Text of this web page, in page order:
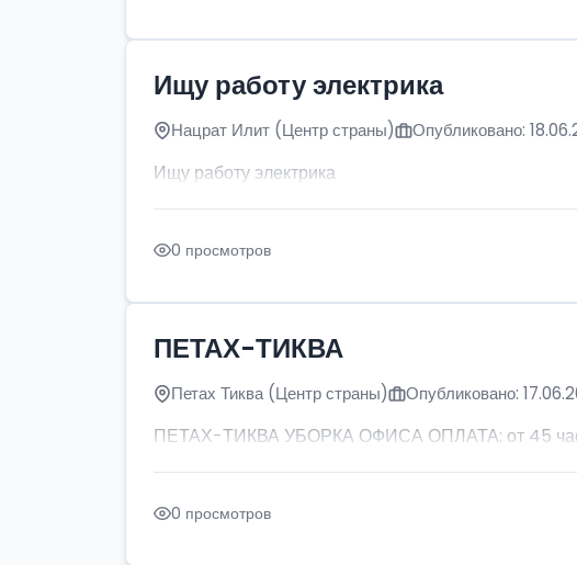
Ищу работу электрика
Нацрат Илит (Центр страны) Опубликовано:
Ищу работу электрика
0 просмотров
ПЕТАХ-ТИКВА
Петах Тиква (Центр страны) Опубликовано:
ПЕТАХ-ТИКВА УБОРКА ОФИСА ОПЛАТА: от 45 час
0 просмотров